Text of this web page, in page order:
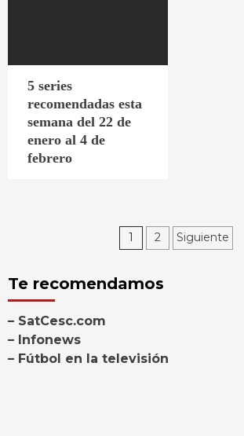
5 series
recomendadas esta
semana del 22 de
enero al 4 de
febrero
Paginación
1 2 Siguiente
Te recomendamos
– SatCesc.com
– Infonews
– Fútbol en la televisión